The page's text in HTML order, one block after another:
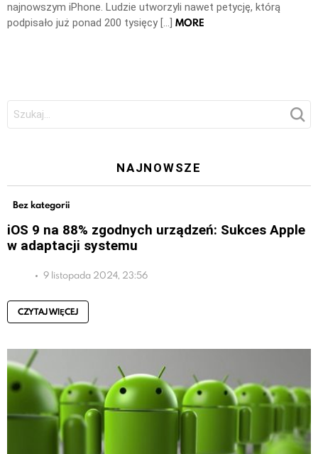
najnowszym iPhone. Ludzie utworzyli nawet petycję, którą
podpisało już ponad 200 tysięcy […] MORE
Szukaj:
NAJNOWSZE
Bez kategorii
iOS 9 na 88% zgodnych urządzeń: Sukces Apple
w adaptacji systemu
9 listopada 2024, 23:56
CZYTAJ WIĘCEJ